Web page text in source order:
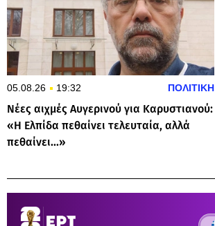
05.08.26 19:32 ΠΟΛΙΤΙΚΗ
Νέες αιχμές Αυγερινού για Καρυστιανού:
«Η Ελπίδα πεθαίνει τελευταία, αλλά
πεθαίνει...»